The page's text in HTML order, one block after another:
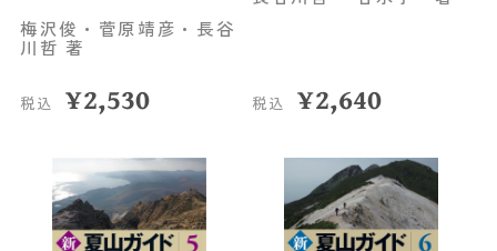
梅沢俊・菅原靖彦・長谷
川哲 著
税込 ¥2,530 税込 ¥2,640